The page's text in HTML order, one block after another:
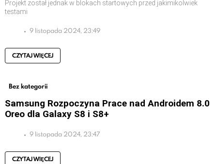
Projekt został jednak w blokach startowych przed jakimikolwiek
testami
9 listopada 2024, 23:49
CZYTAJ WIĘCEJ
Bez kategorii
Samsung Rozpoczyna Prace nad Androidem 8.0
Oreo dla Galaxy S8 i S8+
9 listopada 2024, 23:47
CZYTAJ WIĘCEJ